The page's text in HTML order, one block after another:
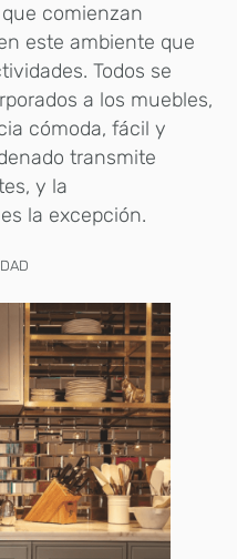
comienzan
este ambiente que
Todos se
a los muebles,
cómoda, fácil y
transmite
y la
la excepción.